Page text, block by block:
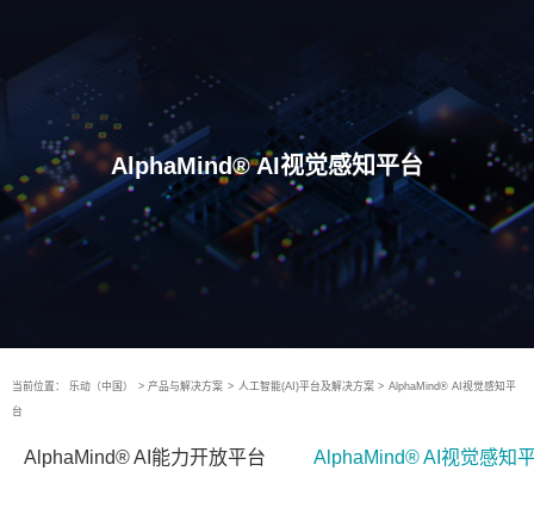
AlphaMind® AI视觉感知平台
当前位置： 乐动（中国） > 产品与解决方案 > 人工智能(AI)平台及解决方案 > AlphaMind® AI视觉感知平
台
AlphaMind® AI能力开放平台 AlphaMind® AI视觉感知